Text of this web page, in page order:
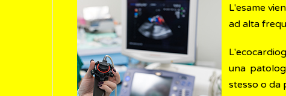
L'esame
ad alta
una
stesso o da